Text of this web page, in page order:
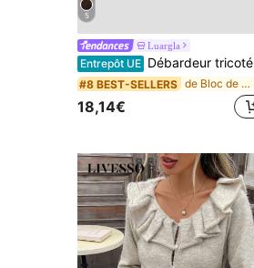
5
Luargla
Entrepôt UE Débardeur tricoté côtelé zippé rose d'été
#8 BEST-SELLERS de Bloc de couleurs Hauts en tricot pour femmes
18,14€